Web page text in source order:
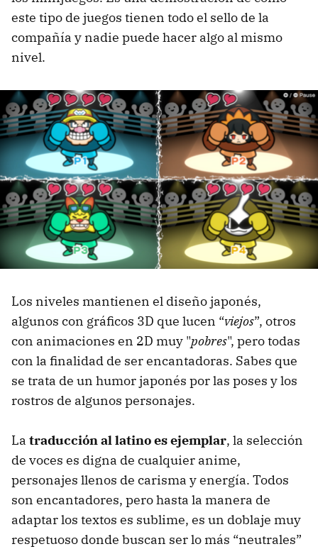
este tipo de juegos tienen todo el sello de la
compañía y nadie puede hacer algo al mismo
nivel.
Los niveles mantienen el diseño japonés,
algunos con gráficos 3D que lucen “viejos”, otros
con animaciones en 2D muy "pobres", pero todas
con la finalidad de ser encantadoras. Sabes que
se trata de un humor japonés por las poses y los
rostros de algunos personajes.
La traducción al latino es ejemplar, la selección
de voces es digna de cualquier anime,
personajes llenos de carisma y energía. Todos
son encantadores, pero hasta la manera de
adaptar los textos es sublime, es un doblaje muy
respetuoso donde buscan ser lo más “neutrales”